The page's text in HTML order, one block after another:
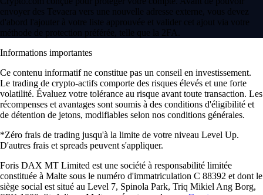
envoyer des Tevaera vers une nouvelle adresse externe, vous devez
d'abord l'ajouter à votre liste approuvée et valider cet ajout via votre
méthode de protection préférée, telle que la 2FA.
Informations importantes
Ce contenu informatif ne constitue pas un conseil en investissement.
Le trading de crypto-actifs comporte des risques élevés et une forte
volatilité. Évaluez votre tolérance au risque avant toute transaction. Les
récompenses et avantages sont soumis à des conditions d'éligibilité et
de détention de jetons, modifiables selon nos conditions générales.
*Zéro frais de trading jusqu'à la limite de votre niveau Level Up.
D'autres frais et spreads peuvent s'appliquer.
Foris DAX MT Limited est une société à responsabilité limitée
constituée à Malte sous le numéro d'immatriculation C 88392 et dont le
siège social est situé au Level 7, Spinola Park, Triq Mikiel Ang Borg,